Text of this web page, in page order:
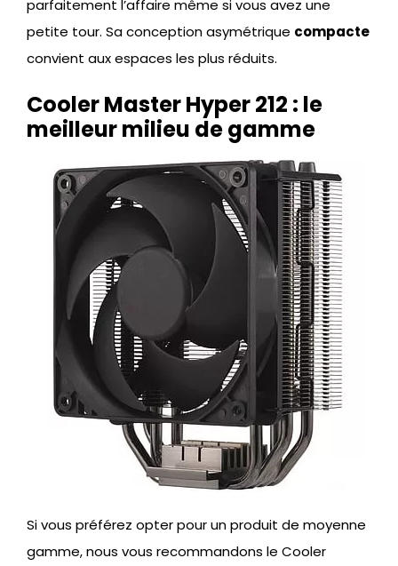
parfaitement l’affaire même si vous avez une
petite tour. Sa conception asymétrique compacte
convient aux espaces les plus réduits.
Cooler Master Hyper 212 : le
meilleur milieu de gamme
Si vous préférez opter pour un produit de moyenne
gamme, nous vous recommandons le Cooler